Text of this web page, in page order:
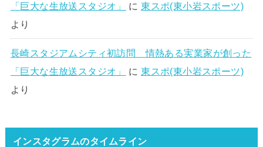
「巨大な生放送スタジオ」
に東スポ(東小岩スポーツ)
より
長崎スタジアムシティ初訪問 情熱ある実業家が創った
「巨大な生放送スタジオ」
に東スポ(東小岩スポーツ)
より
インスタグラムのタイムライン